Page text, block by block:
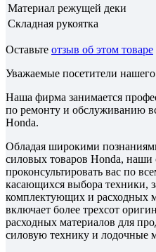
Материал режущей деки
Складная рукоятка
Оставьте отзыв об этом товаре
Уважаемые посетители нашего
Наша фирма занимается
по ремонту и обслуживанию
Honda.
Обладая широкими
силовых товаров Honda,
проконсультировать вас по
касающихся выбора техники,
комплектующих и расходных
включает более трехсот
расходных материалов для
силовую технику и лодочные